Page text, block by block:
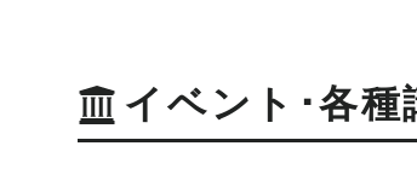
イベント･各